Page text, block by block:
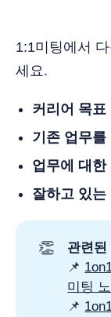
1:1미팅에서
세요.
커리어 목표
기존 업무를
업무에 대한
잘하고 있는
👏
관련
📌
미팅
📌